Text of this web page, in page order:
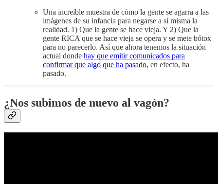
Una increíble muestra de cómo la gente se agarra a las
imágenes de su infancia para negarse a sí misma la
realidad. 1) Que la gente se hace vieja. Y 2) Que la
gente RICA que se hace vieja se opera y se mete bótox
para no parecerlo. Así que ahora tenemos la situación
actual donde hay que emitir comunicados para
confirmar que algo que ha pasado, en efecto, ha
pasado.
¿Nos subimos de nuevo al vagón?